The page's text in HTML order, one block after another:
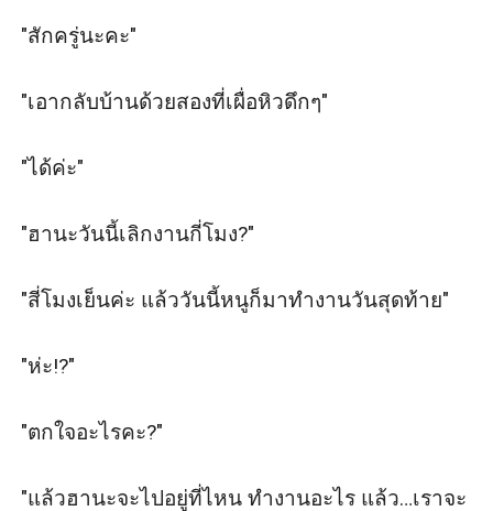
"สักครู่นะคะ"
"เอากลับบ้านด้วยสองที่เผื่อหิวดึกๆ"
"ได้ค่ะ"
"ฮานะวันนี้เลิกงานกี่โมง?"
"สี่โมงเย็นค่ะ แล้ววันนี้หนูก็มาทำงานวันสุดท้าย"
"ห่ะ!?"
"ตกใจอะไรคะ?"
"แล้วฮานะจะไปอยู่ที่ไหน ทำงานอะไร แล้ว…เราจะ